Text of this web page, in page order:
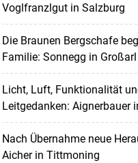
Voglfranzlgut in Salzburg
Die Braunen Bergschafe
Familie: Sonnegg in Großarl
Licht, Luft, Funktionalität
Leitgedanken: Aignerbauer
Nach Übernahme neue
Aicher in Tittmoning